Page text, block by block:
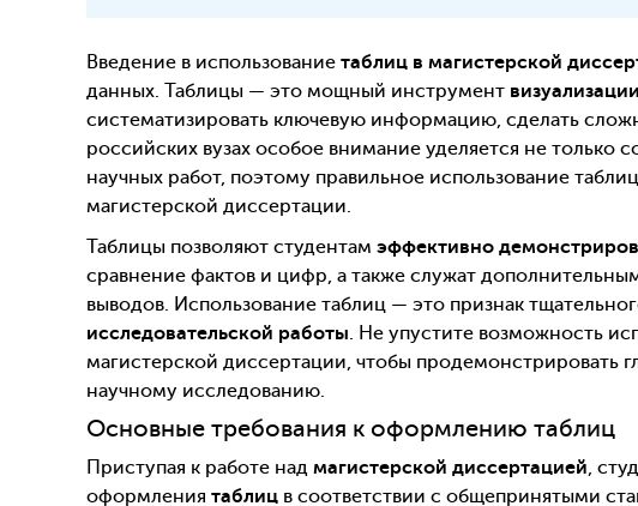
Введение в использование таблиц в магистерской
данных. Таблицы — это мощный инструмент визуализации
систематизировать ключевую информацию, сделать
российских вузах особое внимание уделяется не только
научных работ, поэтому правильное использование
магистерской диссертации.
Таблицы позволяют студентам эффективно
сравнение фактов и цифр, а также служат
выводов. Использование таблиц — это признак
исследовательской работы. Не упустите возможность
магистерской диссертации, чтобы продемонстрировать
научному исследованию.
Основные требования к оформлению таблиц
Приступая к работе над магистерской диссертацией ,
оформления таблиц в соответствии с общепринятыми